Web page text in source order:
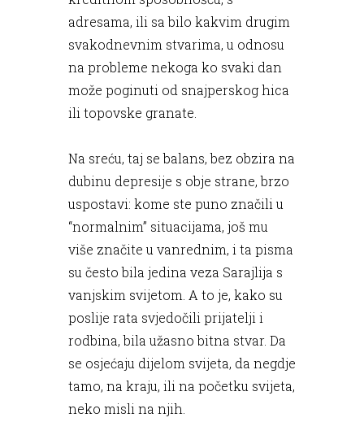
adresama, ili sa bilo kakvim drugim
svakodnevnim stvarima, u odnosu
na probleme nekoga ko svaki dan
može poginuti od snajperskog hica
ili topovske granate.
Na sreću, taj se balans, bez obzira na
dubinu depresije s obje strane, brzo
uspostavi: kome ste puno značili u
“normalnim” situacijama, još mu
više značite u vanrednim, i ta pisma
su često bila jedina veza Sarajlija s
vanjskim svijetom. A to je, kako su
poslije rata svjedočili prijatelji i
rodbina, bila užasno bitna stvar. Da
se osjećaju dijelom svijeta, da negdje
tamo, na kraju, ili na početku svijeta,
neko misli na njih.